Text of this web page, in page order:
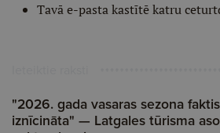
Tavā e-pasta kastītē katru
"2026. gada vasaras sezona
iznīcināta" — Latgales tūrisma